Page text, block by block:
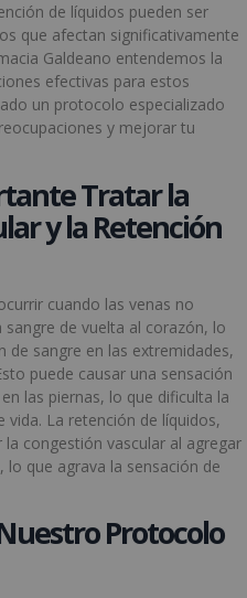
de líquidos pueden ser
que afectan significativamente
Galdeano entendemos la
efectivas para estos
un protocolo especializado
y mejorar tu
Tratar la
y la Retención
cuando las venas no
de vuelta al corazón, lo
de sangre en las extremidades,
puede causar una sensación
las piernas, lo que dificulta la
vida. La retención de líquidos,
congestión vascular al agregar
que agrava la sensación de
Protocolo